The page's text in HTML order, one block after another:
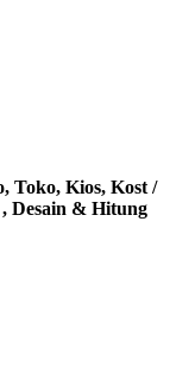
Toko, Kios, Kost /
Desain & Hitung